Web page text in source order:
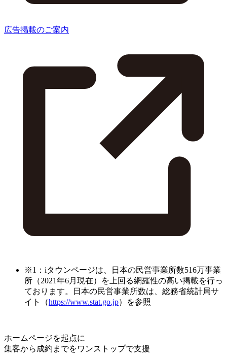
広告掲載のご案内
※1：iタウンページは、日本の民営事業所数516万事業
所（2021年6月現在）を上回る網羅性の高い掲載を行っ
ております。日本の民営事業所数は、総務省統計局サ
イト（https://www.stat.go.jp）を参照
ホームページを起点に
集客から成約までをワンストップで支援